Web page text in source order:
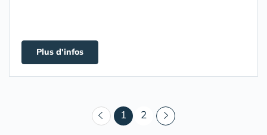
Plus d'infos
1 (courant)
2